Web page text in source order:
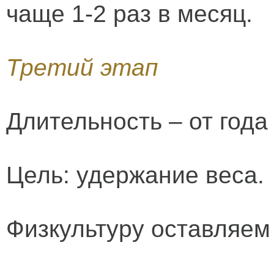
чаще 1-2 раз в месяц.
Третий этап
Длительность – от
Цель: удержание веса.
Физкультуру